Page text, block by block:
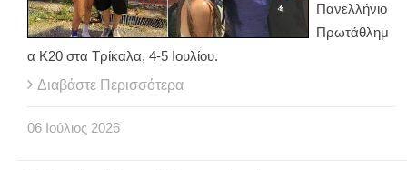
Πανελλήνιο
Πρωτάθλημ
α Κ20 στα Τρίκαλα, 4-5 Ιουλίου.
Διαβάστε Περισσότερα
06 Ιούλιος 2026